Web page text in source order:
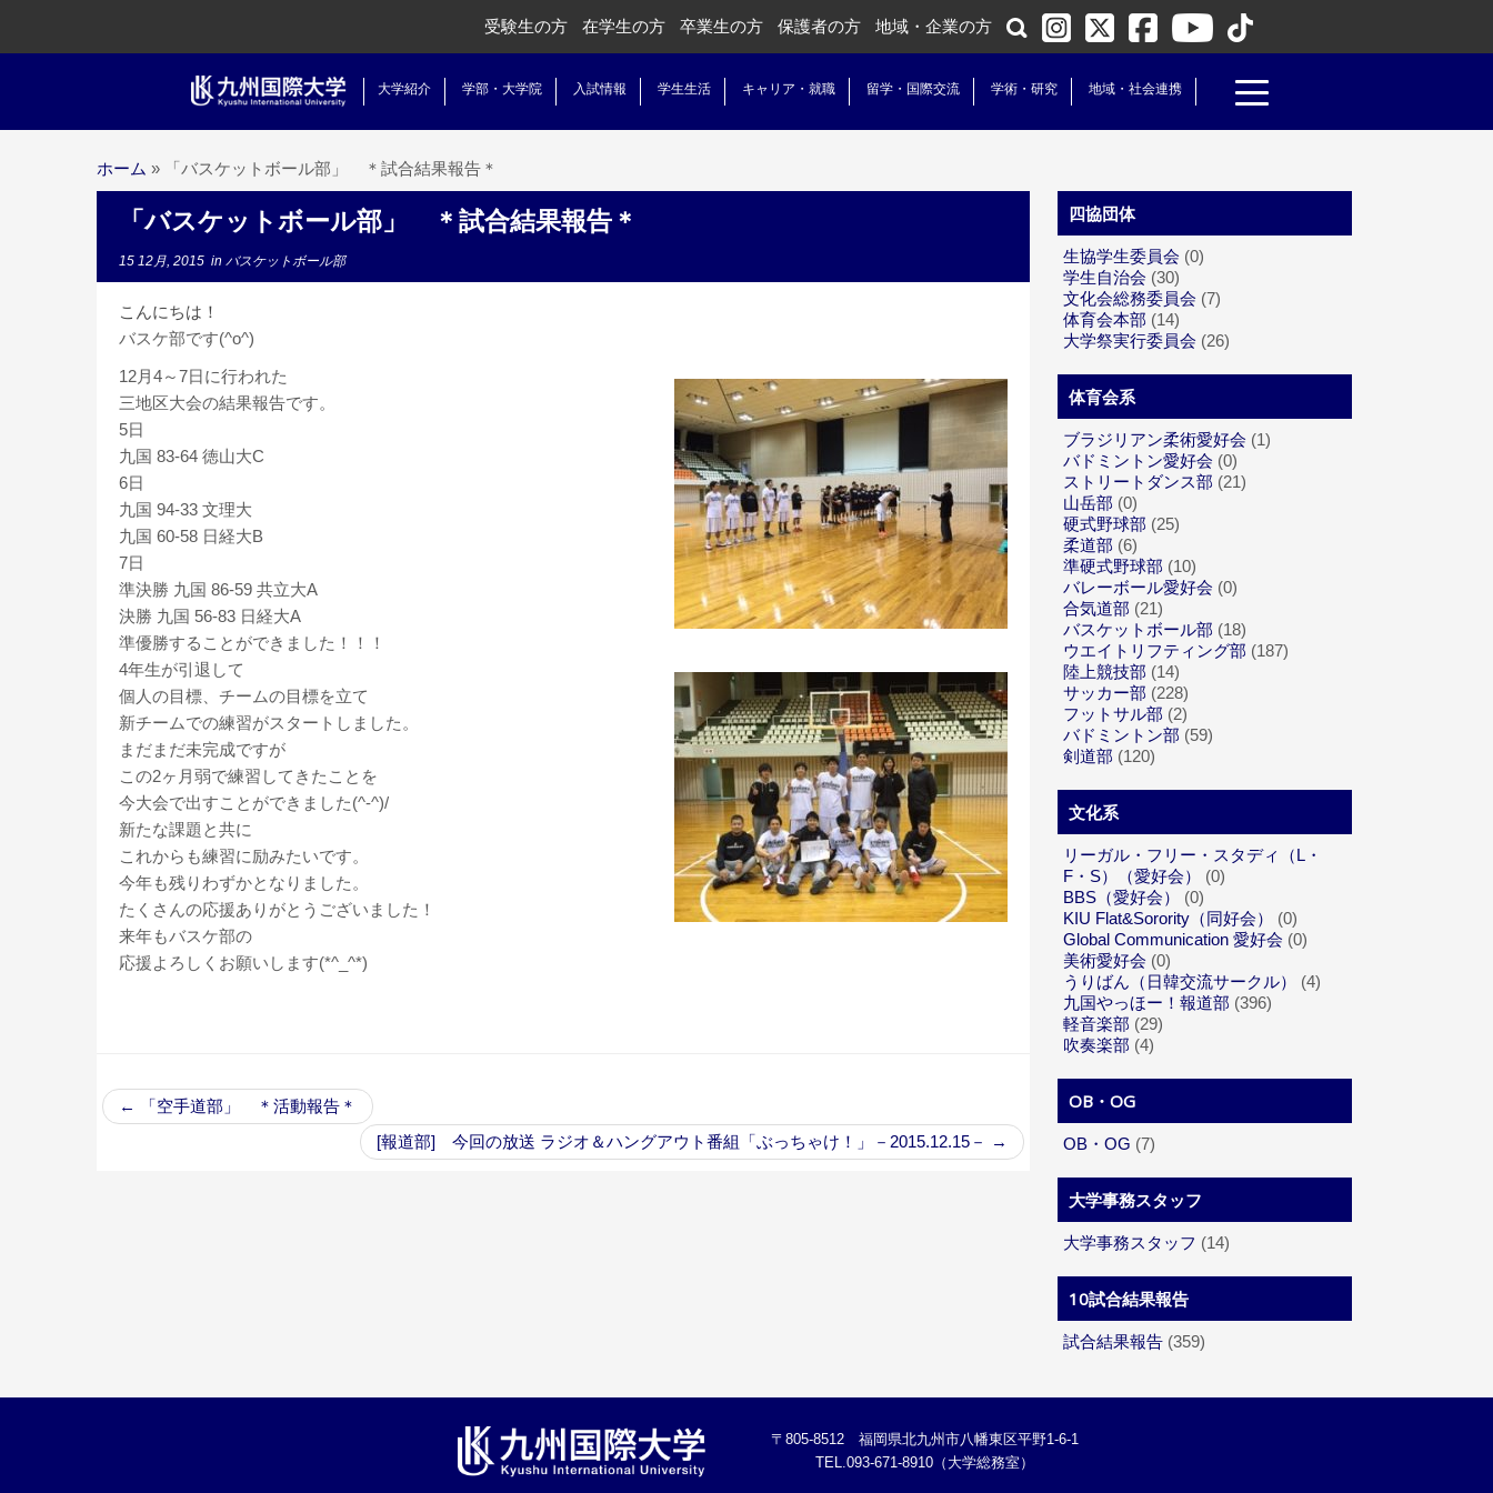
受験生の方 在学生の方 卒業生の方 保護者の方 地域・企業の方
大学紹介 学部・大学院 入試情報 学生生活 キャリア・就職 留学・国際交流 学術・研究 地域・社会連携
ホーム » 「バスケットボール部」 ＊試合結果報告＊
「バスケットボール部」 ＊試合結果報告＊
15 12月, 2015 in バスケットボール部
こんにちは！
バスケ部です(^o^)
12月4～7日に行われた
三地区大会の結果報告です。
5日
九国 83-64 徳山大C
6日
九国 94-33 文理大
九国 60-58 日経大B
7日
準決勝 九国 86-59 共立大A
決勝 九国 56-83 日経大A
準優勝することができました！！！
4年生が引退して
個人の目標、チームの目標を立て
新チームでの練習がスタートしました。
まだまだ未完成ですが
この2ヶ月弱で練習してきたことを
今大会で出すことができました(^-^)/
新たな課題と共に
これからも練習に励みたいです。
今年も残りわずかとなりました。
たくさんの応援ありがとうございました！
来年もバスケ部の
応援よろしくお願いします(*^_^*)
←
「空手道部」 ＊活動報告＊
[報道部] 今回の放送 ラジオ＆ハングアウト番組「ぶっちゃけ！」－2015.12.15－
→
四協団体
生協学生委員会 (0)
学生自治会 (30)
文化会総務委員会 (7)
体育会本部 (14)
大学祭実行委員会 (26)
体育会系
ブラジリアン柔術愛好会 (1)
バドミントン愛好会 (0)
ストリートダンス部 (21)
山岳部 (0)
硬式野球部 (25)
柔道部 (6)
準硬式野球部 (10)
バレーボール愛好会 (0)
合気道部 (21)
バスケットボール部 (18)
ウエイトリフティング部 (187)
陸上競技部 (14)
サッカー部 (228)
フットサル部 (2)
バドミントン部 (59)
剣道部 (120)
文化系
リーガル・フリー・スタディ（L・
F・S）（愛好会）
(0)
BBS（愛好会）
(0)
KIU Flat&Sorority（同好会）
(0)
Global Communication 愛好会 (0)
美術愛好会 (0)
うりばん（日韓交流サークル）
(4)
九国やっほー！報道部 (396)
軽音楽部 (29)
吹奏楽部 (4)
OB・OG
OB・OG (7)
大学事務スタッフ
大学事務スタッフ (14)
10試合結果報告
試合結果報告 (359)
〒805-8512 福岡県北九州市八幡東区平野1-6-1
TEL.093-671-8910（大学総務室）